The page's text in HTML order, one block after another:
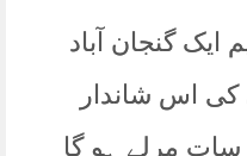
ایک گنجان آباد
اس شاندار
مرلے ہو گا